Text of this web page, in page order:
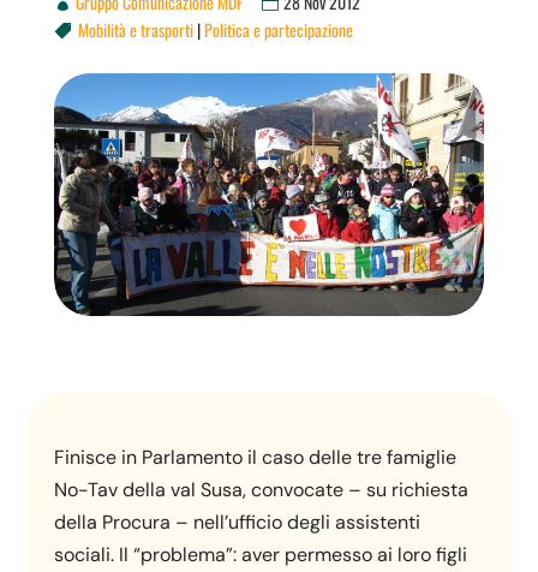
 Mobilità e trasporti|Politica e partecipazione
Finisce in Parlamento il caso delle tre famiglie
No-Tav della val Susa, convocate – su richiesta
della Procura – nell’ufficio degli assistenti
sociali. Il “problema”: aver permesso ai loro figli